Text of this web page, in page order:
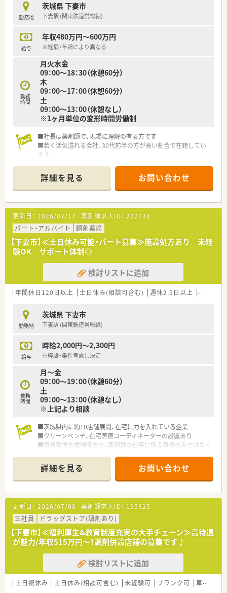
勤務地
茨城県 下妻市
下妻駅 (関東鉄道常総線)
給与
年収480万円～600万円
※経験・年齢により異なる
勤務
時間
月火水金
09：00～18：30（休憩60分）
木
09：00～17：00（休憩60分）
土
09：00～13：00（休憩なし）
※1ヶ月単位の変形時間労働制
■社長は薬剤師で、現場に理解の有る方です
■若く活気溢れる会社、30代前半の方が高い割合で在籍してい
ます
ポート薬局、飲食店も今後検討）
■茨城以外への出店予定はなく、遠方への異動がありません
詳細を見る お問い合わせ
更新日： 2026/07/17 薬剤師求人ID： 222038
パート・アルバイト
調剤薬局
【下妻市】≪土日休み可能・パート募集≫施設処方あり 未経
験OK サポート体制◎
検討リストに追加
年間休日120日以上 土日休み(相談可含む) 週休2.5日以上 週32h以
勤務地
茨城県 下妻市
下妻駅 (関東鉄道常総線)
給与
時給2,000円～2,300円
※経験・条件考慮し決定
勤務
時間
月〜金
09：00〜19：00（休憩60分）
土
09：00〜13：00（休憩なし）
※上記より相談
■茨城県内に約10店舗展開、在宅に力を入れている企業
■クリーンベンチ、在宅医療コーディネーターの設置あり
■資格取得支援制度有り、薬剤師の仕事に係る資格のみではなく
詳細を見る お問い合わせ
更新日： 2026/07/08 薬剤師求人ID： 195325
正社員
ドラッグストア(調剤あり)
【下妻市】≪福利厚生&教育制度充実の大手チェーン≫高待遇
が魅力/年収515万円～！調剤併設店舗の募集です♪
検討リストに追加
土日祝休み 土日休み(相談可含む) 未経験可 ブランク可 車通勤可